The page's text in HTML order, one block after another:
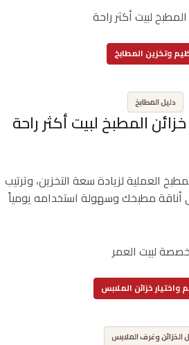
وتخزين المطابخ
دليل المطابخ
العملية لزيادة سعة التخزين، وترتيب
أناقة مطبخك وسهولة استخدامه يومياً
واختيار خزائن الملابس
الخزائن وغرف الملابس